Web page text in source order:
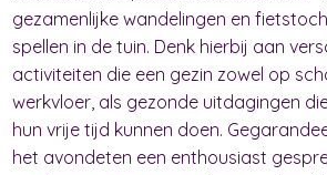
gezamenlijke wandelingen en
spellen in de tuin. Denk hierbij aan
activiteiten die een gezin zowel op
werkvloer, als gezonde uitdagingen
hun vrije tijd kunnen doen.
het avondeten een enthousiast